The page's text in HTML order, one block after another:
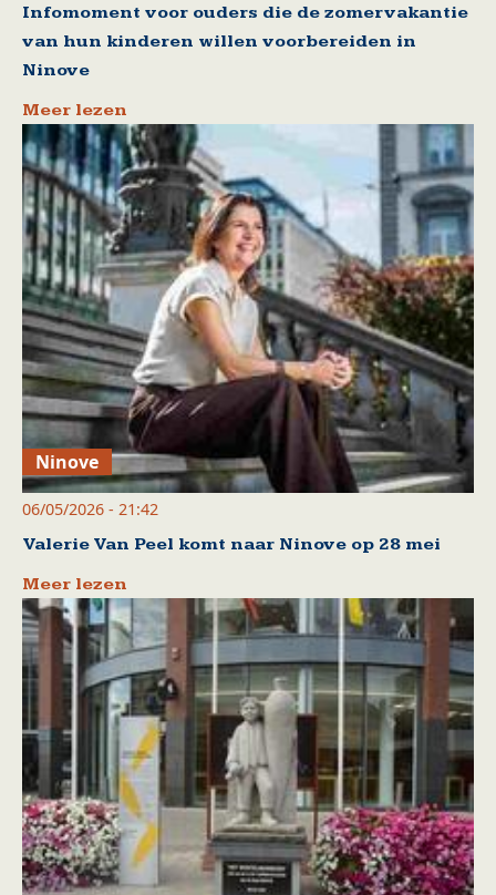
Infomoment voor ouders die de zomervakantie
van hun kinderen willen voorbereiden in
Ninove
Meer lezen
Ninove
06/05/2026 - 21:42
Valerie Van Peel komt naar Ninove op 28 mei
Meer lezen